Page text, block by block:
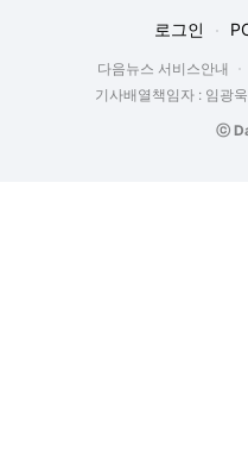
로그인
다음뉴스 서비스안내
기사배열책임자 : 임광욱
ⓒ